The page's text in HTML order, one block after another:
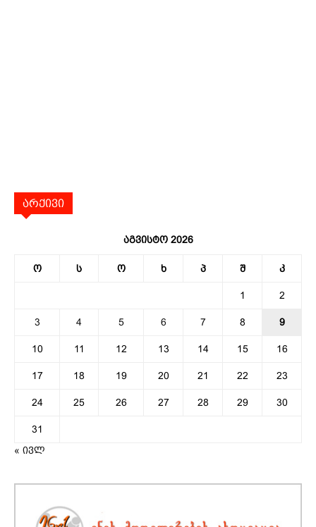
არქივი
აგვისტო 2026
ო ს ო ხ პ შ კ
1 2
3 4 5 6 7 8 9
10 11 12 13 14 15 16
17 18 19 20 21 22 23
24 25 26 27 28 29 30
31
« ივლ